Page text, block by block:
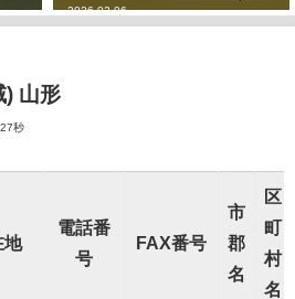
2026-02-06
) 山形
秒
地
電話番
号
FAX番号
市
郡
名
区
町
村
名